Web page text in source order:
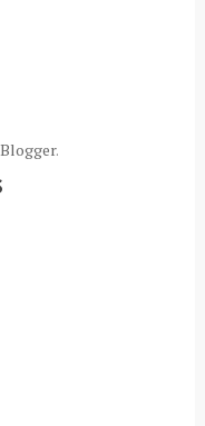
Blogger.